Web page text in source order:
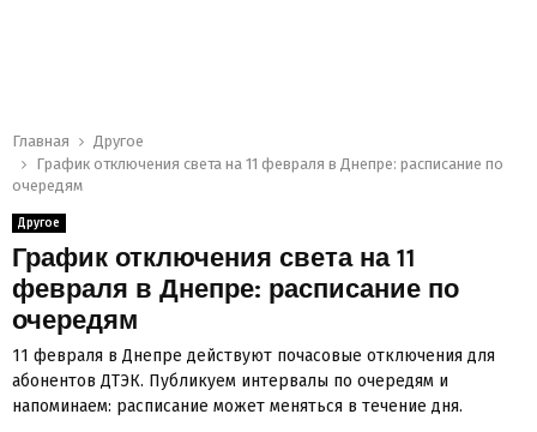
Главная
Другое
График отключения света на 11 февраля в Днепре: расписание по
очередям
Другое
График отключения света на 11
февраля в Днепре: расписание по
очередям
11 февраля в Днепре действуют почасовые отключения для
абонентов ДТЭК. Публикуем интервалы по очередям и
напоминаем: расписание может меняться в течение дня.